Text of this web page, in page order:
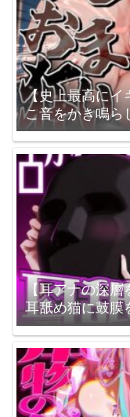
【史上最高にイ
こ音をかき鳴ら
部ヤる!!お下品
【耳アナの深
耳舐め猫に鼓膜
ヘコヘコライフ
世猫と未来の大